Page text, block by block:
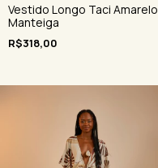
Vestido Longo Taci Amarelo
Manteiga
R$318,00